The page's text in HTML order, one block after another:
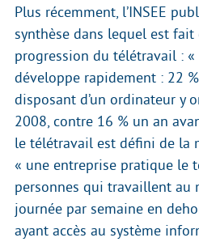
Plus récemment, l’INSEE
synthèse dans lequel est fait
progression du télétravail :
développe rapidement : 22
disposant d’un ordinateur y
2008, contre 16 % un an
le télétravail est défini de la
« une entreprise pratique le
personnes qui travaillent au
journée par semaine en
ayant accès au système